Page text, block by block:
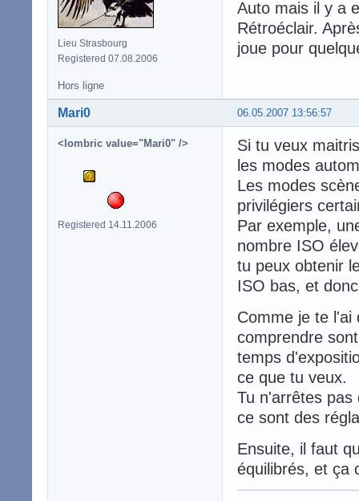
Lieu Strasbourg
Registered 07.08.2006
Auto mais il y a
Rétroéclair.
joue pour
Hors ligne
06.05.2007 13:56:57
Mari0
<lombric value="Mari0" />
Registered 14.11.2006
Si tu veux
les modes
Les modes
privilégiers
Par exemple,
nombre ISO
tu peux obtenir
ISO bas, et
Comme je te l'ai
comprendre
temps
ce que tu veux.
Tu n'arrêtes pas
ce sont des
Ensuite, il faut
équilibrés, et ça